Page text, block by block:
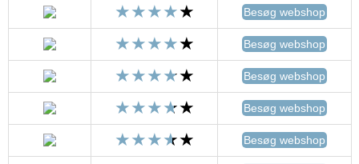
Besøg webshop
Besøg webshop
Besøg webshop
Besøg webshop
Besøg webshop